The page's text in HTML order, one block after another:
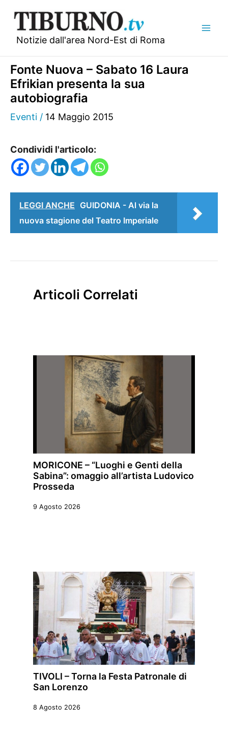
contenuto
Notizie dall'area Nord-Est di Roma
Fonte Nuova – Sabato 16 Laura
Efrikian presenta la sua
autobiografia
Eventi / 14 Maggio 2015
Condividi l'articolo:
LEGGI ANCHE GUIDONIA - Al via la
nuova stagione del Teatro Imperiale
Articoli Correlati
MORICONE – “Luoghi e Genti della
Sabina”: omaggio all’artista Ludovico
Prosseda
9 Agosto 2026
TIVOLI – Torna la Festa Patronale di
San Lorenzo
8 Agosto 2026